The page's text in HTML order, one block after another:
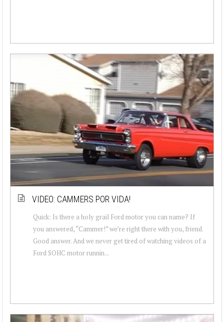
VIDEO: CAMMERS POR VIDA!
Quick: Is there a holy grail Ford motor you can name? If
you answered, “Cammer!” we’re right there with you, friend.
Good answer. And we never get tired of watching videos of a
Ford SOHC motor runnin...